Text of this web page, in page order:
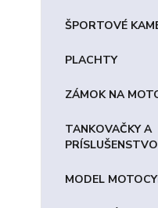
ŠPORTOVÉ
PLACHTY
ZÁMOK NA
TANKOVAČKY A
PRÍSLUŠENSTVO
MODEL